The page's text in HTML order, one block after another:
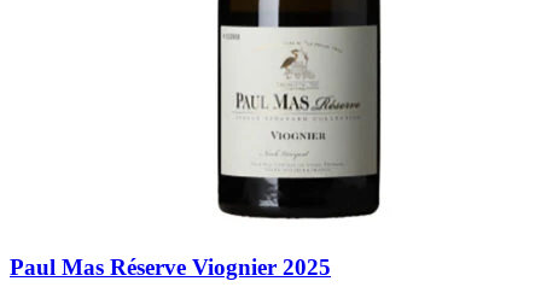
Paul Mas Réserve Viognier 2025